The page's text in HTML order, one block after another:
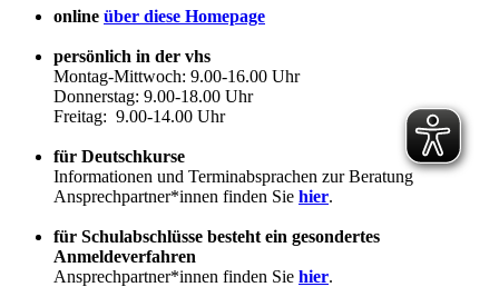
online über diese Homepage
persönlich in der vhs
Montag-Mittwoch: 9.00-16.00 Uhr
Donnerstag: 9.00-18.00 Uhr
Freitag: 9.00-14.00 Uhr
für Deutschkurse
Informationen und Terminabsprachen zur Beratung
Ansprechpartner*innen finden Sie hier.
für Schulabschlüsse besteht ein gesondertes
Anmeldeverfahren
Ansprechpartner*innen finden Sie hier.